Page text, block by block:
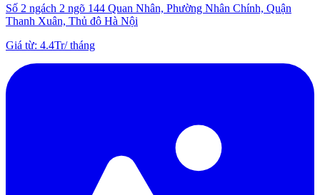
Số 2 ngách 2 ngõ 144 Quan Nhân, Phường Nhân Chính, Quận
Thanh Xuân, Thủ đô Hà Nội
Giá từ: 4.4Tr/tháng